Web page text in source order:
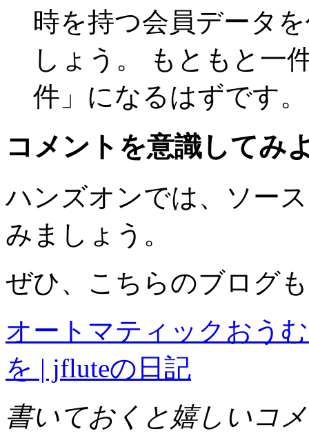
時を持つ会員データ
しょう。 もともと一
件」になるはずです。
コメントを意識してみ
ハンズオンでは、ソー
みましょう。
ぜひ、こちらのブログ
オートマティックおう
を | jfluteの日記
書いておくと嬉しいコ